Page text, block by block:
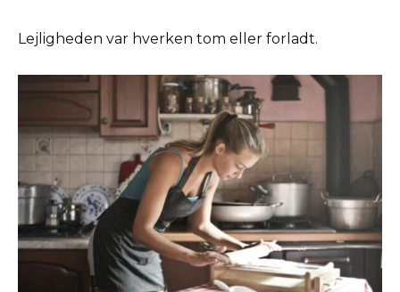
Lejligheden var hverken tom eller forladt.